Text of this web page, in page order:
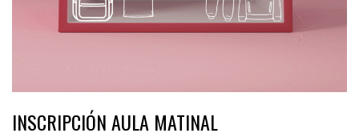
INSCRIPCIÓN AULA MATINAL